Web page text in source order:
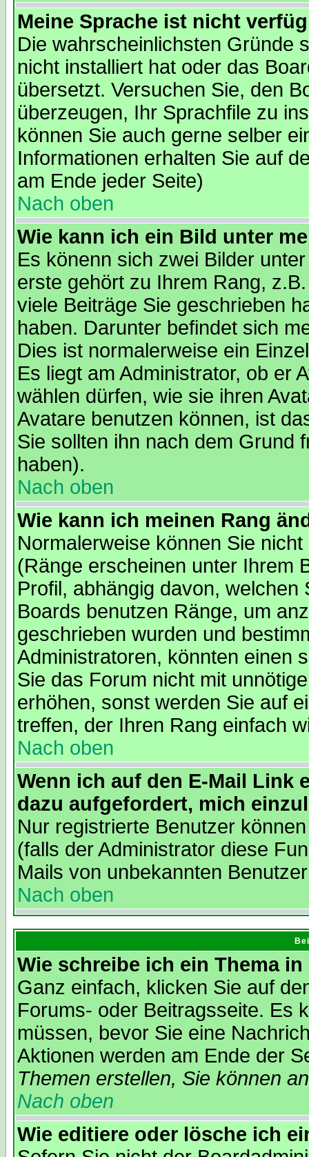
Meine Sprache ist nicht
Die wahrscheinlichsten Gründe
nicht installiert hat oder das
übersetzt. Versuchen Sie, den
überzeugen, Ihr Sprachfile zu
können Sie auch gerne selber
Informationen erhalten Sie auf
am Ende jeder Seite)
Nach oben
Wie kann ich ein Bild unter
Es könenn sich zwei Bilder
erste gehört zu Ihrem Rang,
viele Beiträge Sie geschrieben
haben. Darunter befindet sich
Dies ist normalerweise ein
Es liegt am Administrator, ob er
wählen dürfen, wie sie ihren
Avatare benutzen können, ist
Sie sollten ihn nach dem Grund
haben).
Nach oben
Wie kann ich meinen Rang
Normalerweise können Sie
(Ränge erscheinen unter Ihrem
Profil, abhängig davon,
Boards benutzen Ränge, um
geschrieben wurden und
Administratoren, könnten einen
Sie das Forum nicht mit
erhöhen, sonst werden Sie auf
treffen, der Ihren Rang einfach
Nach oben
Wenn ich auf den E-Mail Link
dazu aufgefordert, mich
Nur registrierte Benutzer
(falls der Administrator diese
Mails von unbekannten
Nach oben
Wie schreibe ich ein Thema
Ganz einfach, klicken Sie auf
Forums- oder Beitragsseite. Es
müssen, bevor Sie eine
Aktionen werden am Ende der
Themen erstellen, Sie können
Nach oben
Wie editiere oder lösche ich